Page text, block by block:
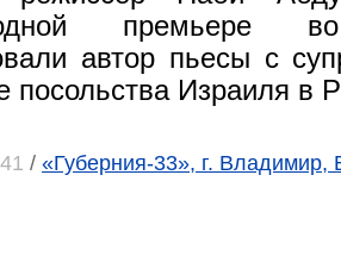
премьере
автор пьесы с
посольства Израиля в
/ «Губерния-33», г. Владимир,